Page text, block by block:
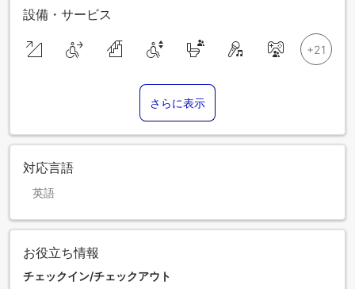
設備・サービス
さらに表示
対応言語
英語
お役立ち情報
チェックイン/チェックアウト